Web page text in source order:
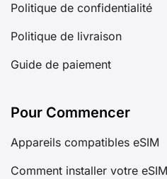
Politique de confidentialité
Politique de livraison
Guide de paiement
Pour Commencer
Appareils compatibles eSIM
Comment installer votre eSIM